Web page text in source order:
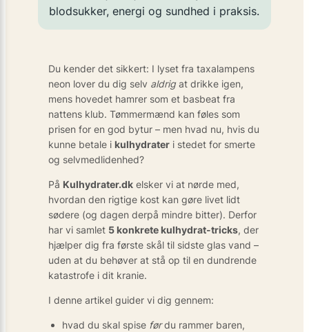
blodsukker, energi og sundhed i praksis.
Du kender det sikkert: I lyset fra taxalampens
neon lover du dig selv aldrigat drikke igen,
mens hovedet hamrer som et bas­beat fra
nattens klub. Tømmermænd kan føles som
prisen for en god bytur – men hvad nu, hvis du
kunne betale i kulhydrater i stedet for smerte
og selvmedlidenhed?
På Kulhydrater.dk elsker vi at nørde med,
hvordan den rigtige kost kan gøre livet lidt
sødere (og dagen derpå mindre bitter). Derfor
har vi samlet 5 konkrete kulhydrat-tricks, der
hjælper dig fra første skål til sidste glas vand –
uden at du behøver at stå op til en dundrende
katastrofe i dit kranie.
I denne artikel guider vi dig gennem:
hvad du skal spise førdu rammer baren,